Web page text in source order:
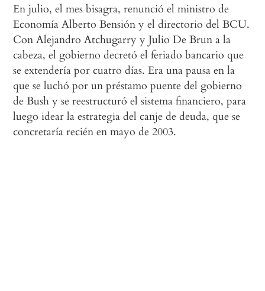
En julio, el mes bisagra, renunció el ministro de
Economía Alberto Bensión y el directorio del BCU.
Con Alejandro Atchugarry y Julio De Brun a la
cabeza, el gobierno decretó el feriado bancario que
se extendería por cuatro días. Era una pausa en la
que se luchó por un préstamo puente del gobierno
de Bush y se reestructuró el sistema financiero, para
luego idear la estrategia del canje de deuda, que se
concretaría recién en mayo de 2003.